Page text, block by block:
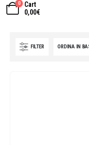
0
Cart
0,00€
FILTER